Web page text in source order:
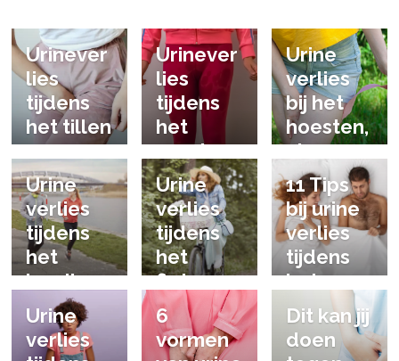
Urinever
lies
tijdens
het tillen
Urinever
lies
tijdens
het
sporten
Urine
verlies
bij het
hoesten,
niezen
en
lachen
Urine
verlies
tijdens
het
hardlop
en
Urine
verlies
tijdens
het
fietsen
11 Tips
bij urine
verlies
tijdens
het
slapen
Urine
verlies
6
vormen
Dit kan jij
doen